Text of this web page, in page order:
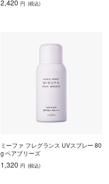
2,420 円 (税込)
ミーファ フレグランス UVスプレー 80
g ペアブリーズ
1,320 円 (税込)